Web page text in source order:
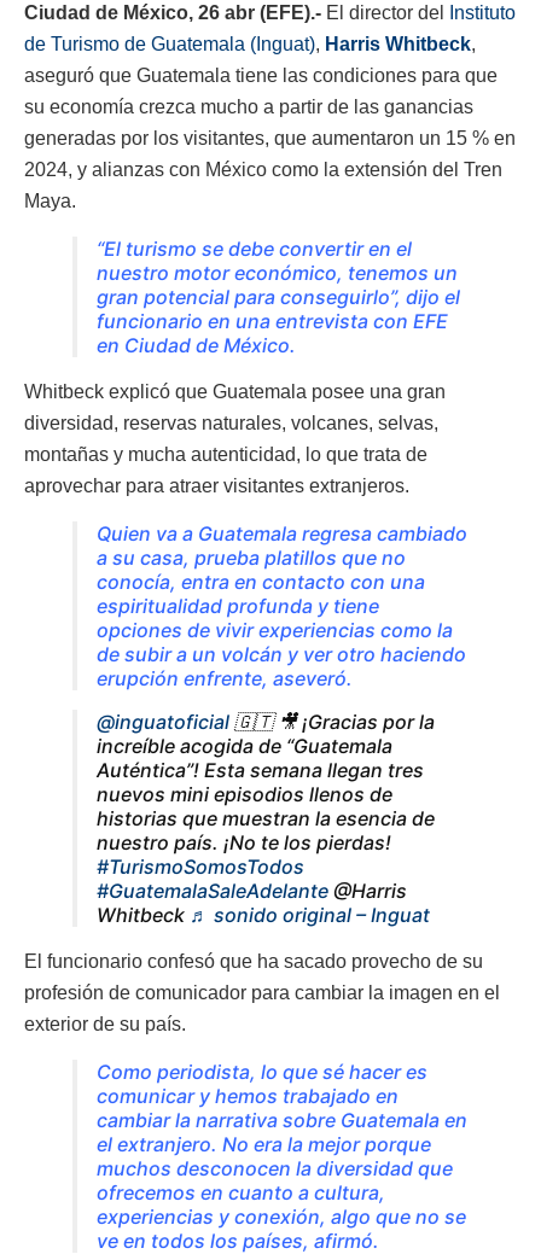
Ciudad de México, 26 abr (EFE).- El director del
Instituto
de Turismo de Guatemala (Inguat), Harris Whitbeck,
aseguró que Guatemala tiene las condiciones para que
su economía crezca mucho a partir de las ganancias
generadas por los visitantes, que aumentaron un 15 % en
2024, y alianzas con México como la extensión del Tren
Maya.
“El turismo se debe convertir en el
nuestro motor económico, tenemos un
gran potencial para conseguirlo”, dijo el
funcionario en una entrevista con EFE
en Ciudad de México.
Whitbeck explicó que Guatemala posee una gran
diversidad, reservas naturales, volcanes, selvas,
montañas y mucha autenticidad, lo que trata de
aprovechar para atraer visitantes extranjeros.
Quien va a Guatemala regresa cambiado
a su casa, prueba platillos que no
conocía, entra en contacto con una
espiritualidad profunda y tiene
opciones de vivir experiencias como la
de subir a un volcán y ver otro haciendo
erupción enfrente, aseveró.
@inguatoficial 🇬🇹 🎥 ¡Gracias por la
increíble acogida de “Guatemala
Auténtica”! Esta semana llegan tres
nuevos mini episodios llenos de
historias que muestran la esencia de
nuestro país. ¡No te los pierdas!
#TurismoSomosTodos
#GuatemalaSaleAdelante @Harris
Whitbeck ♬ sonido original – Inguat
El funcionario confesó que ha sacado provecho de su
profesión de comunicador para cambiar la imagen en el
exterior de su país.
Como periodista, lo que sé hacer es
comunicar y hemos trabajado en
cambiar la narrativa sobre Guatemala en
el extranjero. No era la mejor porque
muchos desconocen la diversidad que
ofrecemos en cuanto a cultura,
experiencias y conexión, algo que no se
ve en todos los países, afirmó.